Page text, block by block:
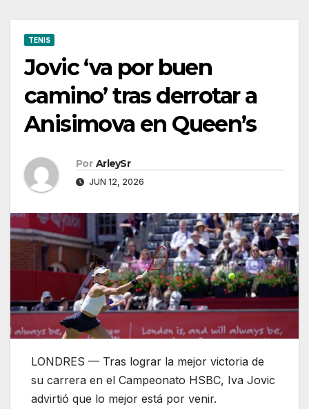
TENIS
Jovic ‘va por buen
camino’ tras derrotar a
Anisimova en Queen’s
Por ArleySr
JUN 12, 2026
LONDRES — Tras lograr la mejor victoria de
su carrera en el Campeonato HSBC, Iva Jovic
advirtió que lo mejor está por venir.